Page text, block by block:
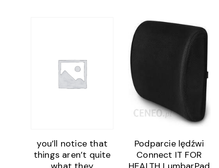
you’ll notice that
things aren’t quite
Podparcie lędźwi
Connect IT FOR